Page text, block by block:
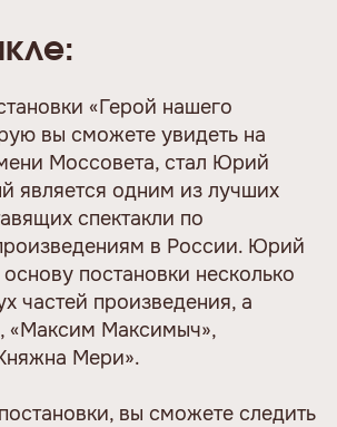
«Герой нашего
вы сможете увидеть на
Моссовета, стал Юрий
является одним из лучших
спектакли по
в России. Юрий
постановки несколько
частей произведения, а
«Максим Максимыч»,
Мери».
вы сможете следить